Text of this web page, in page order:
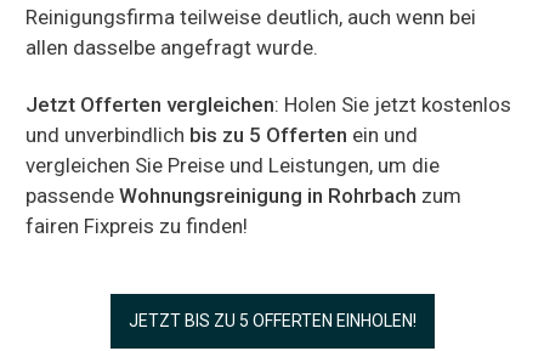
Reinigungsfirma teilweise deutlich, auch wenn bei
allen dasselbe angefragt wurde.
Jetzt Offerten vergleichen: Holen Sie jetzt kostenlos
und unverbindlich bis zu 5 Offerten ein und
vergleichen Sie Preise und Leistungen, um die
passende Wohnungsreinigung in Rohrbach zum
fairen Fixpreis zu finden!
JETZT BIS ZU 5 OFFERTEN EINHOLEN!